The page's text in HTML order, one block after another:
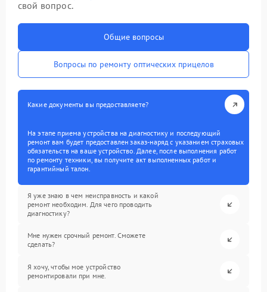
свой вопрос.
Общие вопросы
Вопросы по ремонту оптических прицелов
Какие документы вы предоставляете?
На этапе приема устройства на диагностику и последующий
ремонт вам будет предоставлен заказ-наряд с указанием страховых
обязательств на ваше устройство. Далее, после выполнения работ
по ремонту техники, вы получите акт выполненных работ и
гарантийный талон.
Я уже знаю в чем неисправность и какой
ремонт необходим. Для чего проводить
диагностику?
Мне нужен срочный ремонт. Сможете
сделать?
Я хочу, чтобы мое устройство
ремонтировали при мне.